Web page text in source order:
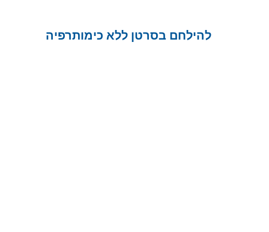
להילחם בסרטן ללא כימותרפיה